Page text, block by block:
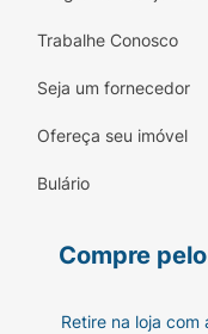
Trabalhe Conosco
Seja um fornecedor
Ofereça seu imóvel
Bulário
Compre
Retire na loja